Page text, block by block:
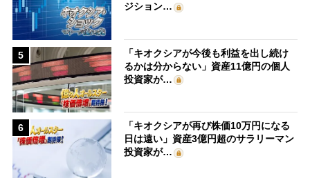
ジション…
5
「キオクシアが今後も利益を出し続け
るかは分からない」資産11億円の個人
投資家が…
6
「キオクシアが再び株価10万円になる
日は遠い」資産3億円超のサラリーマン
投資家が…